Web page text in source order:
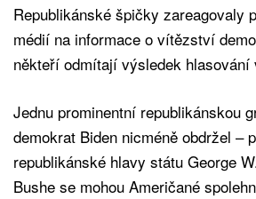
Republikánské špičky zareagovaly
médií na informace o vítězství
někteří odmítají výsledek hlasování
Jednu prominentní republikánskou
demokrat Biden nicméně obdržel –
republikánské hlavy státu George
Bushe se mohou Američané